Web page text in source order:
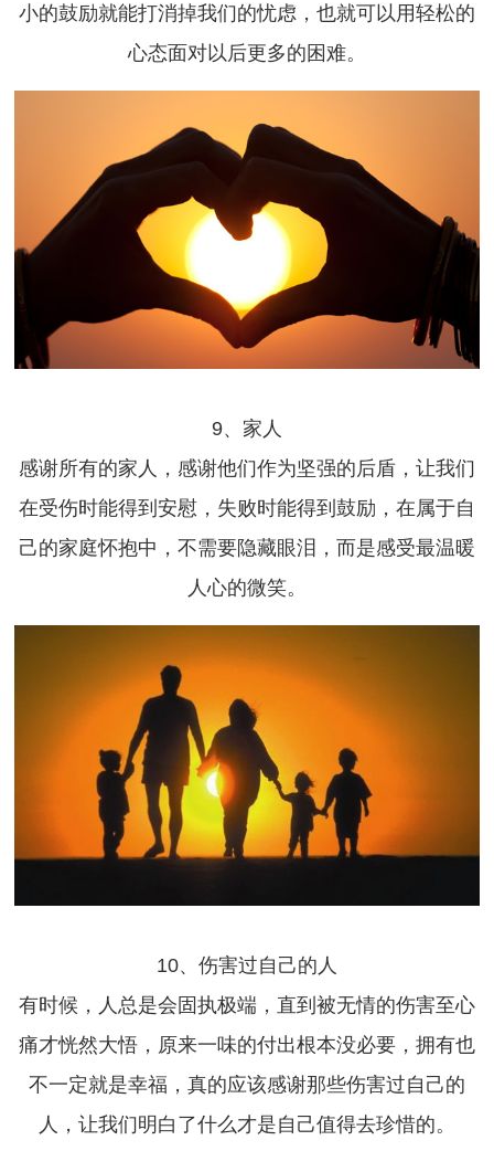
小的鼓励就能打消掉我们的忧虑，也就可以用轻松的
心态面对以后更多的困难。
9、家人
感谢所有的家人，感谢他们作为坚强的后盾，让我们
在受伤时能得到安慰，失败时能得到鼓励，在属于自
己的家庭怀抱中，不需要隐藏眼泪，而是感受最温暖
人心的微笑。
10、伤害过自己的人
有时候，人总是会固执极端，直到被无情的伤害至心
痛才恍然大悟，原来一味的付出根本没必要，拥有也
不一定就是幸福，真的应该感谢那些伤害过自己的
人，让我们明白了什么才是自己值得去珍惜的。